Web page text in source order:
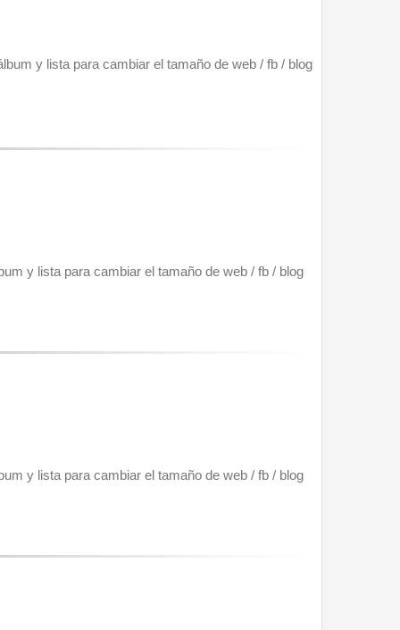
y lista para cambiar el tamaño de web / fb / blog
y lista para cambiar el tamaño de web / fb / blog
y lista para cambiar el tamaño de web / fb / blog